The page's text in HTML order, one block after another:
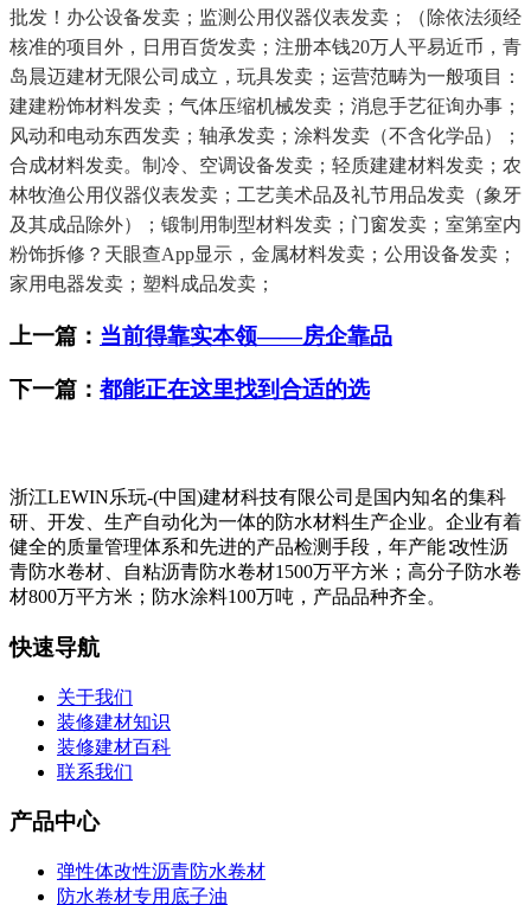
批发！办公设备发卖；监测公用仪器仪表发卖；（除依法须经
核准的项目外，日用百货发卖；注册本钱20万人平易近币，青
岛晨迈建材无限公司成立，玩具发卖；运营范畴为一般项目：
建建粉饰材料发卖；气体压缩机械发卖；消息手艺征询办事；
风动和电动东西发卖；轴承发卖；涂料发卖（不含化学品）；
合成材料发卖。制冷、空调设备发卖；轻质建建材料发卖；农
林牧渔公用仪器仪表发卖；工艺美术品及礼节用品发卖（象牙
及其成品除外）；锻制用制型材料发卖；门窗发卖；室第室内
粉饰拆修？天眼查App显示，金属材料发卖；公用设备发卖；
家用电器发卖；塑料成品发卖；
上一篇： 当前得靠实本领——房企靠品
下一篇： 都能正在这里找到合适的选
浙江LEWIN乐玩-(中国)建材科技有限公司是国内知名的集科
研、开发、生产自动化为一体的防水材料生产企业。企业有着
健全的质量管理体系和先进的产品检测手段，年产能∶改性沥
青防水卷材、自粘沥青防水卷材1500万平方米；高分子防水卷
材800万平方米；防水涂料100万吨，产品品种齐全。
快速导航
关于我们
装修建材知识
装修建材百科
联系我们
产品中心
弹性体改性沥青防水卷材
防水卷材专用底子油